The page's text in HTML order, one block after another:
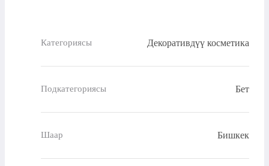
Категориясы Декоративдүү косметика
Подкатегориясы Бет
Шаар Бишкек